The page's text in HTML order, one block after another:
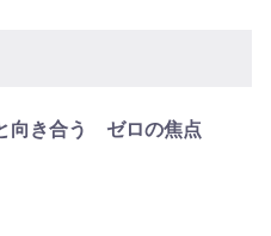
向き合う ゼロの焦点